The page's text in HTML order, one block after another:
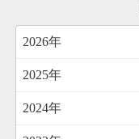
2026年
2025年
2024年